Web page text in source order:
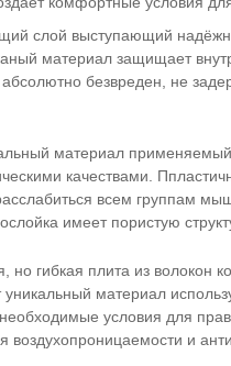
слой выступающий
материал защищает
безвреден, не
материал
качествами.
всем группам
имеет пористую
но гибкая плита из волокон
уникальный материал
условия для
и